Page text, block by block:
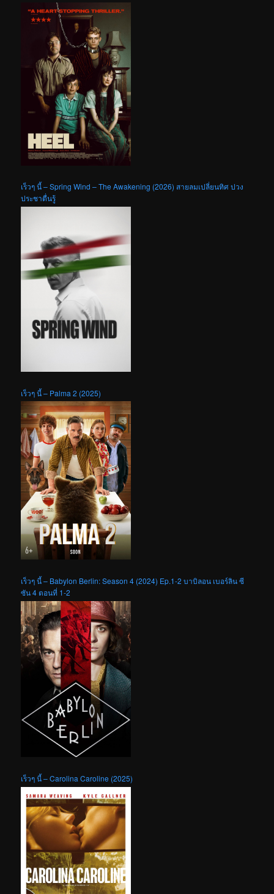
เร็วๆ นี้ – Spring Wind – The Awakening (2026) สายลมเปลี่ยนทิศ ปวง
ประชาตื่นรู้
เร็วๆ นี้ – Palma 2 (2025)
เร็วๆ นี้ – Babylon Berlin: Season 4 (2024) Ep.1-2 บาบิลอน เบอร์ลิน ซี
ซัน 4 ตอนที่ 1-2
เร็วๆ นี้ – Carolina Caroline (2025)